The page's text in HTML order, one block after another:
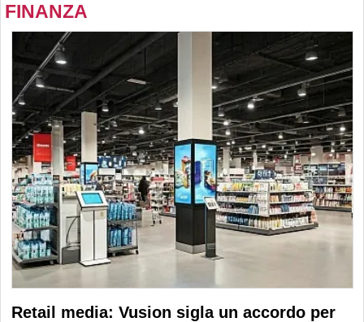
FINANZA
Retail media: Vusion sigla un accordo per